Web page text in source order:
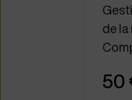
de
50